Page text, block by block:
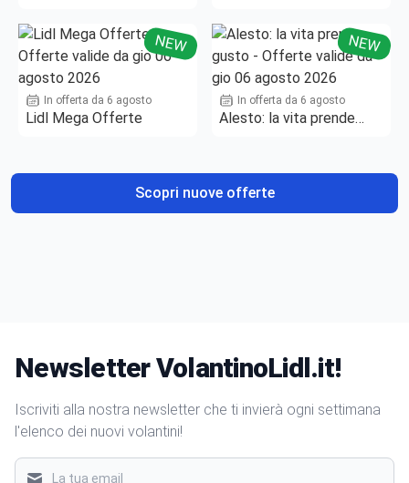
NEW
In offerta da 6 agosto
Lidl Mega Offerte
NEW
In offerta da 6 agosto
Alesto: la vita prende
Scopri nuove offerte
Newsletter VolantinoLidl.it!
Iscriviti alla nostra newsletter che ti invierà ogni settimana
l'elenco dei nuovi volantini!